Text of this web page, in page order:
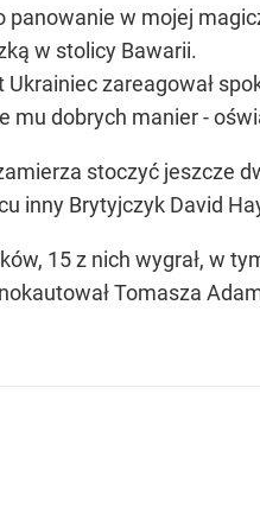
w mojej
w stolicy Bawarii.
zareagował
mu dobrych manier -
stoczyć jeszcze
inny Brytyjczyk David
15 z nich wygrał, w
Tomasza